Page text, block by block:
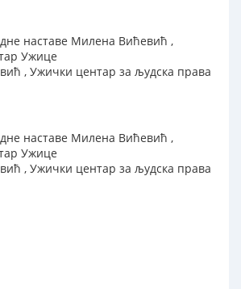
наставе Милена Вићевић ,
Ужице
, Ужички центар за људска права
наставе Милена Вићевић ,
Ужице
, Ужички центар за људска права